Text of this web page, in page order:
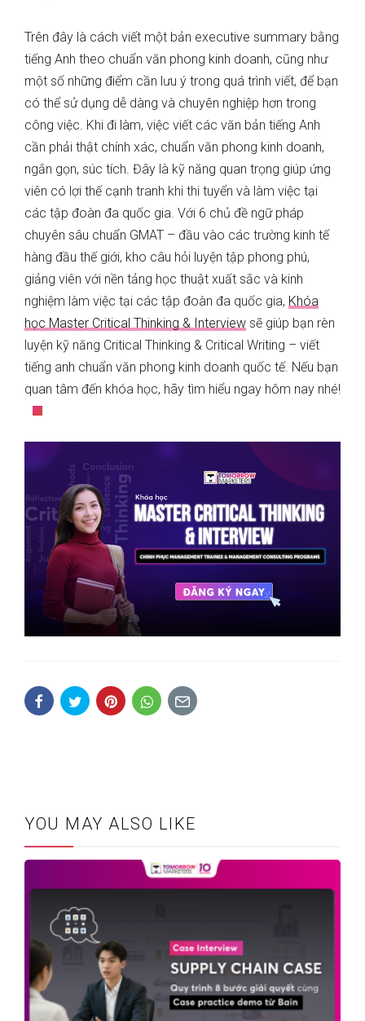
Trên đây là cách viết một bản executive summary bằng
tiếng Anh theo chuẩn văn phong kinh doanh, cũng như
một số những điểm cần lưu ý trong quá trình viết, để bạn
có thể sử dụng dễ dàng và chuyên nghiệp hơn trong
công việc. Khi đi làm, việc viết các văn bản tiếng Anh
cần phải thật chính xác, chuẩn văn phong kinh doanh,
ngắn gọn, súc tích. Đây là kỹ năng quan trọng giúp ứng
viên có lợi thế cạnh tranh khi thi tuyển và làm việc tại
các tập đoàn đa quốc gia. Với 6 chủ đề ngữ pháp
chuyên sâu chuẩn GMAT – đầu vào các trường kinh tế
hàng đầu thế giới, kho câu hỏi luyện tập phong phú,
giảng viên với nền tảng học thuật xuất sắc và kinh
nghiệm làm việc tại các tập đoàn đa quốc gia, Khóa
học Master Critical Thinking & Interview sẽ giúp bạn rèn
luyện kỹ năng Critical Thinking & Critical Writing – viết
tiếng anh chuẩn văn phong kinh doanh quốc tế. Nếu bạn
quan tâm đến khóa học, hãy tìm hiểu ngay hôm nay nhé!
YOU MAY ALSO LIKE